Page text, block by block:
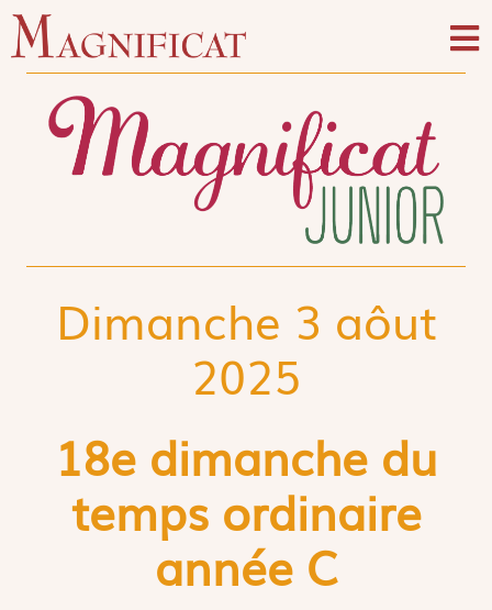
Dimanche 3 aôut
2025
18e dimanche du
temps ordinaire
année C